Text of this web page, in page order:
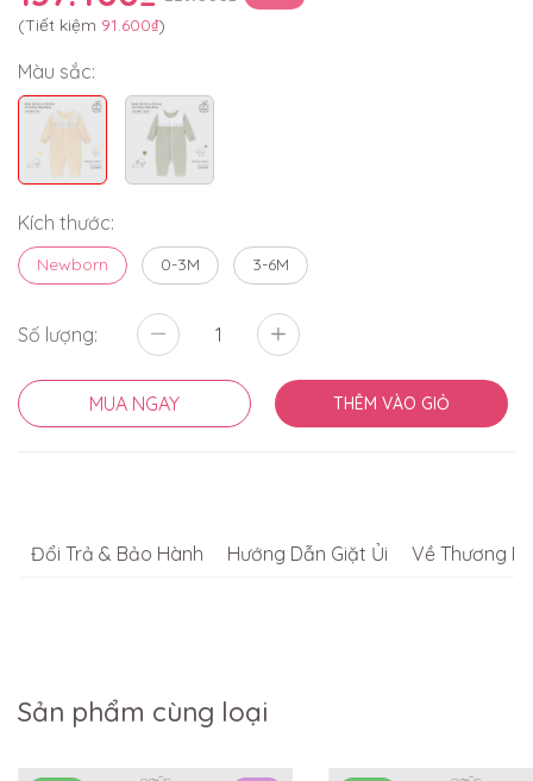
(Tiết kiệm 91.600₫)
Màu sắc:
Kích thước:
Newborn 0-3M 3-6M
Số lượng:
MUA NGAY THÊM VÀO GIỎ
Đổi Trả & Bảo Hành Hướng Dẫn Giặt Ủi Về Thương
Sản phẩm cùng loại